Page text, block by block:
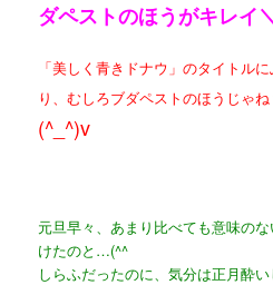
ダペストのほうがキレイ
「美しく青きドナウ」のタイトル
り、むしろブダペストのほうじゃ
(^_^)v
元旦早々、あまり比べても意味の
けたのと…(^^ゞ
しらふだったのに、気分は正月酔